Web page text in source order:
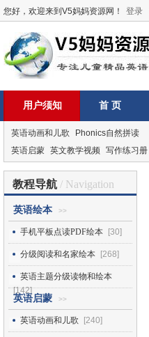
您好，欢迎来到V5妈妈资源网！ 登录
用户须知 首 页
英语动画和儿歌
Phonics自然拼读
英语启蒙 英文教学视频 写作练习册
教程导航 / Navigation
英语绘本 >>
手机平板点读PDF绘本 [30]
分级阅读和名家绘本 [268]
英语主题分级读物和绘本
[142]
英语启蒙 >>
英语动画和儿歌 [240]